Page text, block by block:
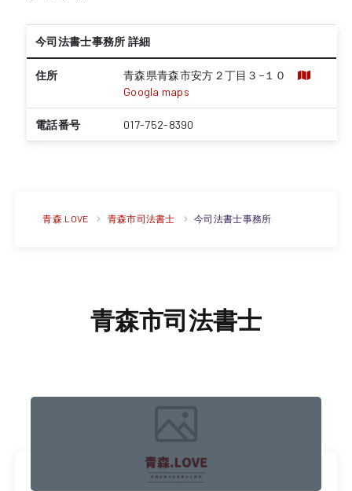
今司法書士事務所 詳細
住所
青森県青森市安方２丁目３−１０
Googla maps
電話番号 017-752-8390
青森.LOVE 青森市司法書士 今司法書士事務所
青森市司法書士